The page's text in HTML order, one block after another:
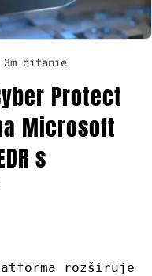
3m čítanie
Protect
Microsoft
s
rozširuje